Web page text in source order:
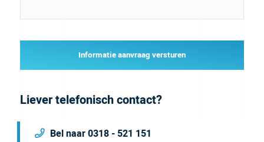
Informatie aanvraag versturen
Liever telefonisch contact?
Bel naar 0318 - 521 151